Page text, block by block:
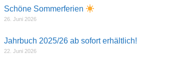
Schöne Sommerferien
26. Juni 2026
Jahrbuch 2025/26 ab sofort erhältlich!
22. Juni 2026